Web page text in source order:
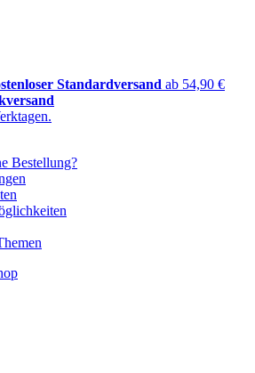
Standardversand ab 54,90 €
Bestellung?